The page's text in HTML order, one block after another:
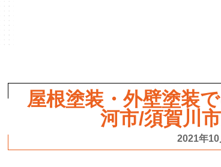
屋根塗装・外壁塗装
河市/須賀川
2021年